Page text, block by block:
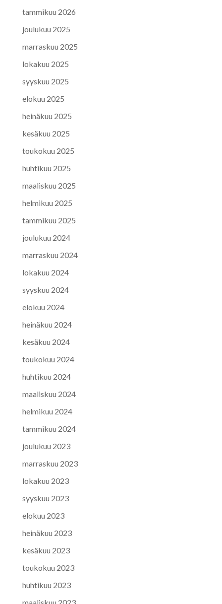
tammikuu 2026
joulukuu 2025
marraskuu 2025
lokakuu 2025
syyskuu 2025
elokuu 2025
heinäkuu 2025
kesäkuu 2025
toukokuu 2025
huhtikuu 2025
maaliskuu 2025
helmikuu 2025
tammikuu 2025
joulukuu 2024
marraskuu 2024
lokakuu 2024
syyskuu 2024
elokuu 2024
heinäkuu 2024
kesäkuu 2024
toukokuu 2024
huhtikuu 2024
maaliskuu 2024
helmikuu 2024
tammikuu 2024
joulukuu 2023
marraskuu 2023
lokakuu 2023
syyskuu 2023
elokuu 2023
heinäkuu 2023
kesäkuu 2023
toukokuu 2023
huhtikuu 2023